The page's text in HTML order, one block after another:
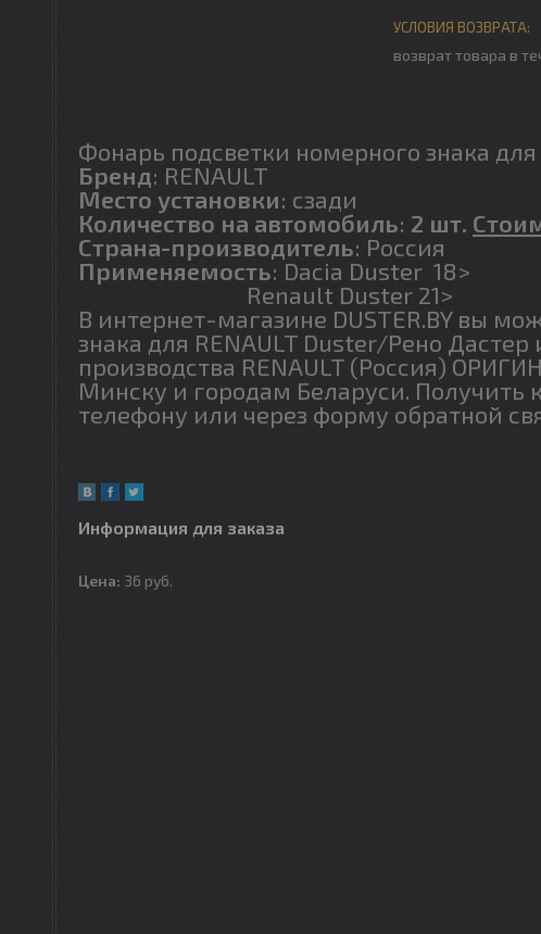
возврат товара в
Фонарь подсветки номерного знака
Бренд: RENAULT
Место установки: сзади
Количество на автомобиль: 2 шт.
Страна-производитель: Россия
Применяемость: Dacia Duster 18>
Renault Duster 21>
В интернет-магазине DUSTER.BY вы
знака для RENAULT Duster/Рено
производства RENAULT (Россия)
Минску и городам Беларуси.
телефону или через форму обратной
Информация для заказа
Цена: 36 руб.